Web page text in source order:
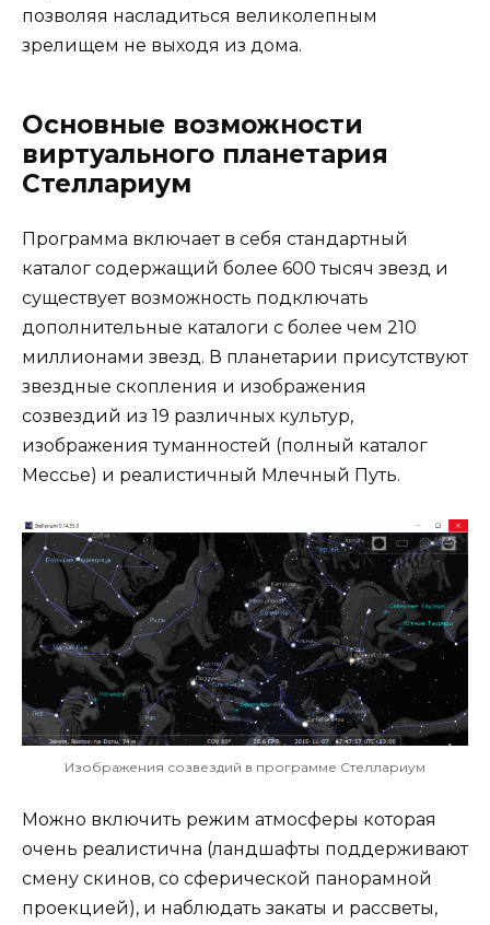
позволяя насладиться великолепным
зрелищем не выходя из дома.
Основные возможности
виртуального планетария
Стеллариум
Программа включает в себя стандартный
каталог содержащий более 600 тысяч звезд и
существует возможность подключать
дополнительные каталоги с более чем 210
миллионами звезд. В планетарии присутствуют
звездные скопления и изображения
созвездий из 19 различных культур,
изображения туманностей (полный каталог
Мессье) и реалистичный Млечный Путь.
Изображения созвездий в программе Стеллариум
Можно включить режим атмосферы которая
очень реалистична (ландшафты поддерживают
смену скинов, со сферической панорамной
проекцией), и наблюдать закаты и рассветы,